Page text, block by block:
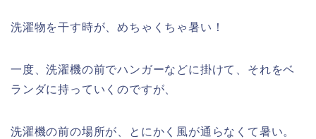
洗濯物を干す時が、めちゃくちゃ暑い！
一度、洗濯機の前でハンガーなどに掛けて、それをベ
ランダに持っていくのですが、
洗濯機の前の場所が、とにかく風が通らなくて暑い。